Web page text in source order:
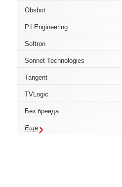
Obsbot
P.I.Engineering
Softron
Sonnet Technologies
Tangent
TVLogic
Без бренда
Еще